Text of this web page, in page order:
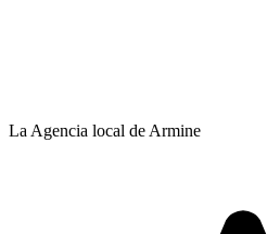
La Agencia local de Armine